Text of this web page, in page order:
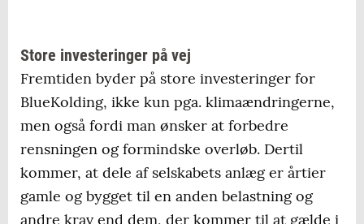
Store investeringer på vej
Fremtiden byder på store investeringer for
BlueKolding, ikke kun pga. klimaændringerne,
men også fordi man ønsker at forbedre
rensningen og formindske overløb. Dertil
kommer, at dele af selskabets anlæg er årtier
gamle og bygget til en anden belastning og
andre krav end dem, der kommer til at gælde i